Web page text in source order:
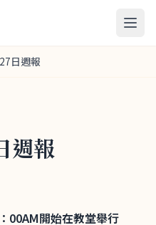
日週報
週報
00AM開始在教堂舉行